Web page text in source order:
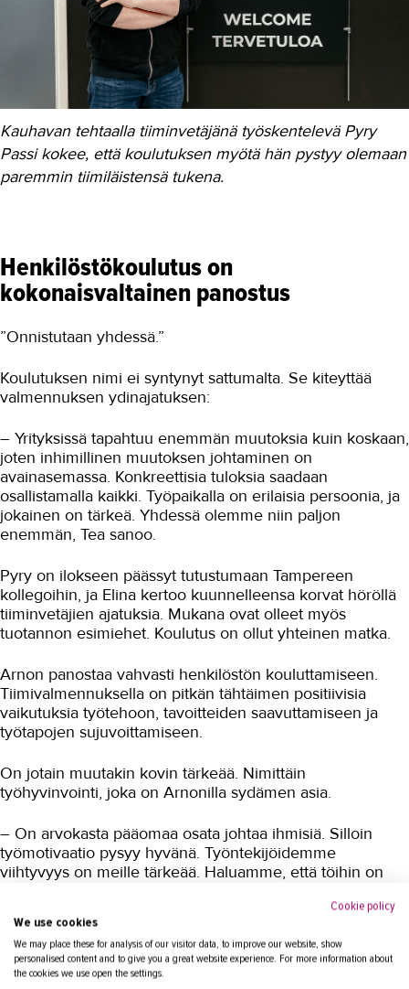
AJANKOHTAISTA
OMA TAKK
YHTEYSTIEDOT
IN ENGLISH
Kauhavan tehtaalla tiiminvetäjänä työskentelevä Pyry
Passi kokee, että koulutuksen myötä hän pystyy olemaan
paremmin tiimiläistensä tukena.
Henkilöstökoulutus on
kokonaisvaltainen panostus
”Onnistutaan yhdessä.”
Koulutuksen nimi ei syntynyt sattumalta. Se kiteyttää
valmennuksen ydinajatuksen:
– Yrityksissä tapahtuu enemmän muutoksia kuin koskaan,
joten inhimillinen muutoksen johtaminen on
avainasemassa. Konkreettisia tuloksia saadaan
osallistamalla kaikki. Työpaikalla on erilaisia persoonia, ja
jokainen on tärkeä. Yhdessä olemme niin paljon
enemmän, Tea sanoo.
Pyry on ilokseen päässyt tutustumaan Tampereen
kollegoihin, ja Elina kertoo kuunnelleensa korvat höröllä
tiiminvetäjien ajatuksia. Mukana ovat olleet myös
tuotannon esimiehet. Koulutus on ollut yhteinen matka.
Arnon panostaa vahvasti henkilöstön kouluttamiseen.
Tiimivalmennuksella on pitkän tähtäimen positiivisia
vaikutuksia työtehoon, tavoitteiden saavuttamiseen ja
työtapojen sujuvoittamiseen.
On jotain muutakin kovin tärkeää. Nimittäin
työhyvinvointi, joka on Arnonilla sydämen asia.
– On arvokasta pääomaa osata johtaa ihmisiä. Silloin
työmotivaatio pysyy hyvänä. Työntekijöidemme
viihtyvyys on meille tärkeää. Haluamme, että töihin on
Pyry on vienyt koulutuksen oppeja käytäntöön.
Positiiviset vaikutukset näkyvät jo:
Cookie policy
We use cookies
We may place these for analysis of our visitor data, to improve our website, show
personalised content and to give you a great website experience. For more information about
the cookies we use open the settings.